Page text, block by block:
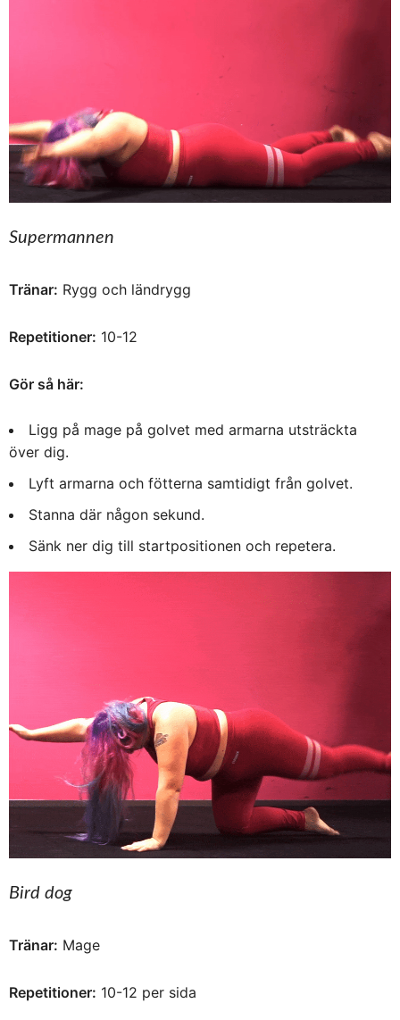
Supermannen
Tränar: Rygg och ländrygg
Repetitioner: 10-12
Gör så här:
Ligg på mage på golvet med armarna utsträckta
över dig.
Lyft armarna och fötterna samtidigt från golvet.
Stanna där någon sekund.
Sänk ner dig till startpositionen och repetera.
Bird dog
Tränar: Mage
Repetitioner: 10-12 per sida